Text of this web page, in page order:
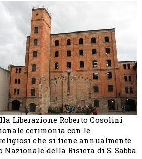
Liberazione Roberto Cosolini
cerimonia con le
che si tiene annualmente
della Risiera di S. Sabba